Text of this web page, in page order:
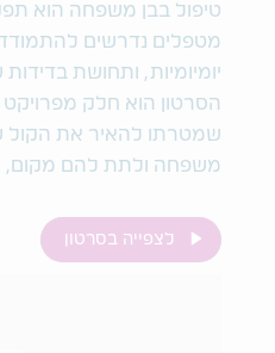
טיפול בבן משפחה הוא
מטפלים נדרשים
יומיומיות, ותחושת
הסרטון הוא חלק
שמטרתו להאיר את הקול
משפחה ולתת להם מקום,
לצפייה בסרטון